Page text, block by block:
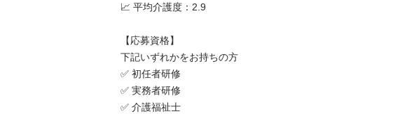
📈 平均介護度：2.9
【応募資格】
下記いずれかをお持ちの方
✅ 初任者研修
✅ 実務者研修
✅ 介護福祉士